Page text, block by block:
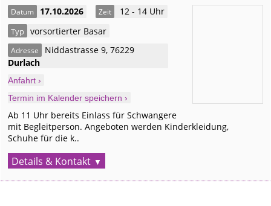
Datum 17.10.2026 Zeit 12 - 14 Uhr
Typ vorsortierter Basar
Adresse Niddastrasse 9,76229
Durlach
Anfahrt ›
Termin im Kalender speichern ›
Ab 11 Uhr bereits Einlass für Schwangere
mit Begleitperson. Angeboten werden Kinderkleidung,
Schuhe für die k..
Details & Kontakt